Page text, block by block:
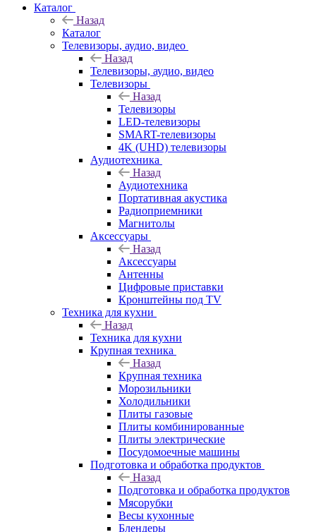
Каталог
Назад
Каталог
Телевизоры, аудио, видео
Назад
Телевизоры, аудио, видео
Телевизоры
Назад
Телевизоры
LED-телевизоры
SMART-телевизоры
4K (UHD) телевизоры
Аудиотехника
Назад
Аудиотехника
Портативная акустика
Радиоприемники
Магнитолы
Аксессуары
Назад
Аксессуары
Антенны
Цифровые приставки
Кронштейны под TV
Техника для кухни
Назад
Техника для кухни
Крупная техника
Назад
Крупная техника
Морозильники
Холодильники
Плиты газовые
Плиты комбинированные
Плиты электрические
Посудомоечные машины
Подготовка и обработка продуктов
Назад
Подготовка и обработка продуктов
Мясорубки
Весы кухонные
Блендеры